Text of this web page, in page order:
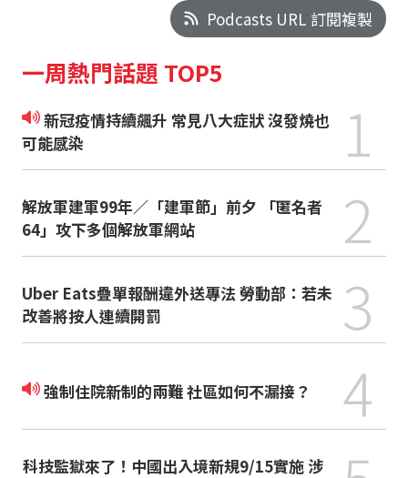
Podcasts URL 訂閱複製
一周熱門話題 TOP5
新冠疫情持續飆升 常見八大症狀 沒發燒也
可能感染
1
解放軍建軍99年／「建軍節」前夕 「匿名者
64」攻下多個解放軍網站
2
Uber Eats疊單報酬違外送專法 勞動部：若未
改善將按人連續開罰
3
強制住院新制的兩難 社區如何不漏接？ 4
科技監獄來了！中國出入境新規9/15實施 涉